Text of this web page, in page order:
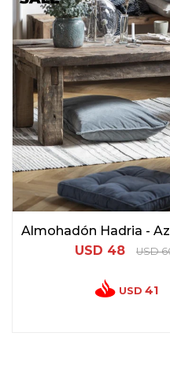
Almohadón Hadria -
USD 48 USD
USD 41